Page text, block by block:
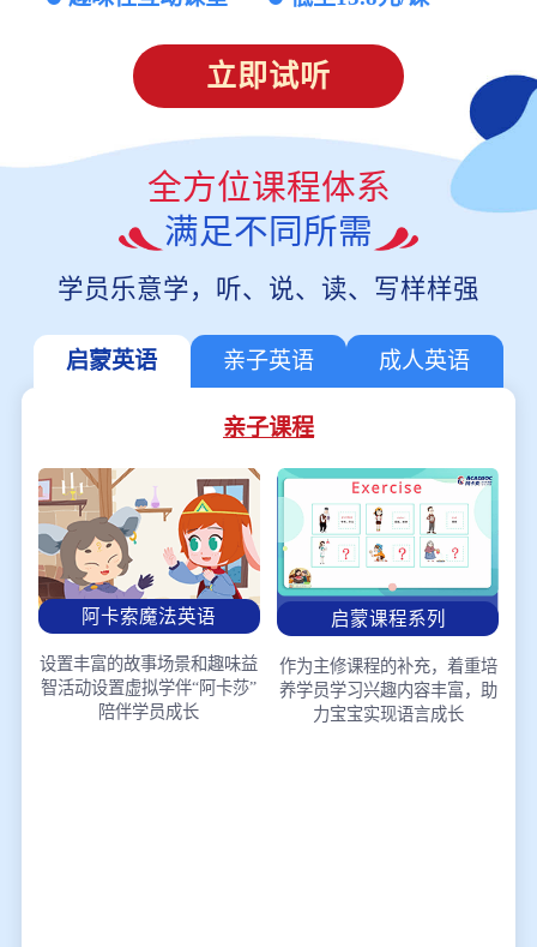
立即试听
全方位课程体系
满足不同所需
学员乐意学，听、说、读、写样样强
启蒙英语 亲子英语 成人英语
亲子课程
阿卡索魔法英语
设置丰富的故事场景和趣味益
智活动设置虚拟学伴“阿卡莎”
陪伴学员成长
启蒙课程系列
作为主修课程的补充，着重培
养学员学习兴趣内容丰富，助
力宝宝实现语言成长